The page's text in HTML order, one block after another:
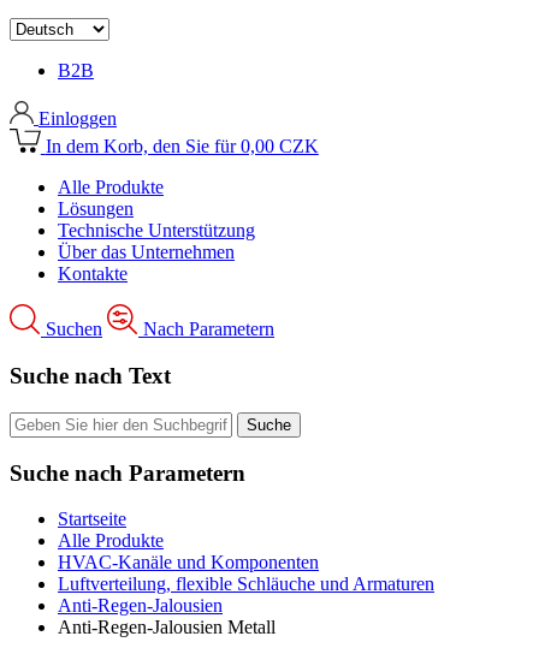
B2B
Einloggen
In dem Korb, den Sie für 0,00 CZK
Alle Produkte
Lösungen
Technische Unterstützung
Über das Unternehmen
Kontakte
Suchen Nach Parametern
Suche nach Text
Suche nach Parametern
Startseite
Alle Produkte
HVAC-Kanäle und Komponenten
Luftverteilung, flexible Schläuche und Armaturen
Anti-Regen-Jalousien
Anti-Regen-Jalousien Metall